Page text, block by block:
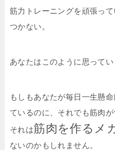
筋力トレーニングを頑張っ
つかない。
あなたはこのように思ってい
もしもあなたが毎日一生懸
ているのに、それでも筋肉が
それは筋肉を作るメ
ないのかもしれません。